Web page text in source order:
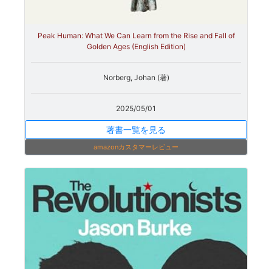
Peak Human: What We Can Learn from the Rise and Fall of
Golden Ages (English Edition)
Norberg, Johan (著)
2025/05/01
著書一覧を見る
amazonカスタマーレビュー